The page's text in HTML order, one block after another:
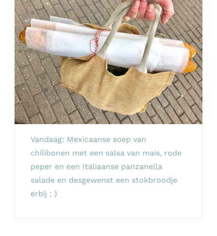
Contact
Vandaag: Mexicaanse soep van
chilibonen met een salsa van mais, rode
peper en een Italiaanse panzanella
salade en desgewenst een stokbroodje
erbij ; )